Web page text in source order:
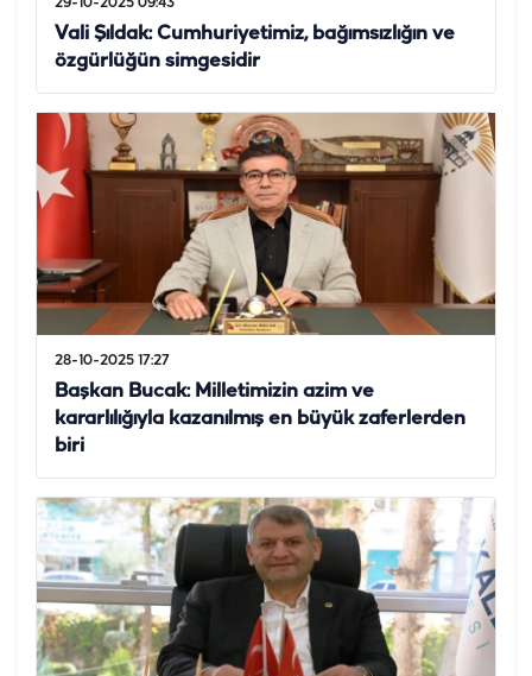
29-10-2025 09:43
Vali Şıldak: Cumhuriyetimiz, bağımsızlığın ve
özgürlüğün simgesidir
28-10-2025 17:27
Başkan Bucak: Milletimizin azim ve
kararlılığıyla kazanılmış en büyük zaferlerden
biri